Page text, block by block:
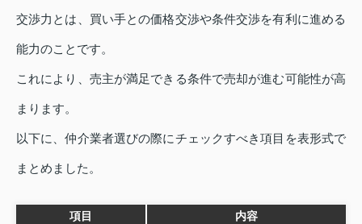
交渉力とは、買い手との価格交渉や条件交渉を有利に進める
能力のことです。
これにより、売主が満足できる条件で売却が進む可能性が高
まります。
以下に、仲介業者選びの際にチェックすべき項目を表形式で
まとめました。
項目 内容